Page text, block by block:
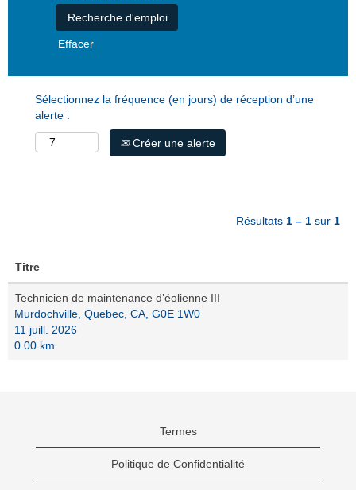
Effacer
Sélectionnez la fréquence (en jours) de réception d’une
alerte :
Créer une alerte
Résultats 1 – 1 sur 1
Titre
Technicien de maintenance d’éolienne III
Murdochville, Quebec, CA, G0E 1W0
11 juill. 2026
0.00 km
Termes
Politique de Confidentialité